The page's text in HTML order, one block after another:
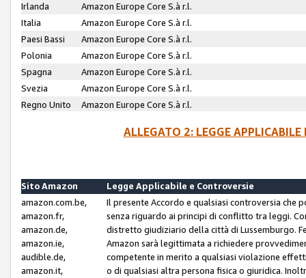
Irlanda
Amazon Europe Core S.à r.l.
Italia
Amazon Europe Core S.à r.l.
Paesi Bassi
Amazon Europe Core S.à r.l.
Polonia
Amazon Europe Core S.à r.l.
Spagna
Amazon Europe Core S.à r.l.
Svezia
Amazon Europe Core S.à r.l.
Regno Unito
Amazon Europe Core S.à r.l.
ALLEGATO 2: LEGGE
Sito Amazon
Legge Applicabile e Controversie
amazon.com.be,
amazon.fr,
amazon.de,
amazon.ie,
audible.de,
amazon.it,
Il presente Accordo e qualsiasi controversia che
senza riguardo ai principi di conflitto tra leggi.
distretto giudiziario della città di Lussemburgo.
Amazon sarà legittimata a richiedere
competente in merito a qualsiasi violazione
o di qualsiasi altra persona fisica o giuridica.